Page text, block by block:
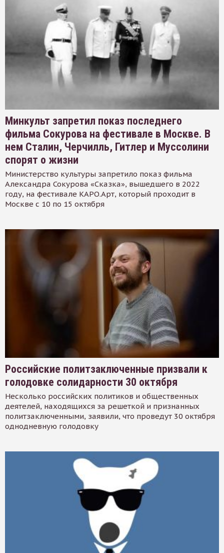
Минкульт запретил показ последнего
фильма Сокурова на фестивале в Москве. В
нем Сталин, Черчилль, Гитлер и Муссолини
спорят о жизни
Министерство культуры запретило показ фильма
Александра Сокурова «Сказка», вышедшего в 2022
году, на фестивале КАРО.Арт, который проходит в
Москве с 10 по 15 октября
Российские политзаключенные призвали к
голодовке солидарности 30 октября
Несколько российских политиков и общественных
деятелей, находящихся за решеткой и признанных
политзаключенными, заявили, что проведут 30 октября
однодневную голодовку